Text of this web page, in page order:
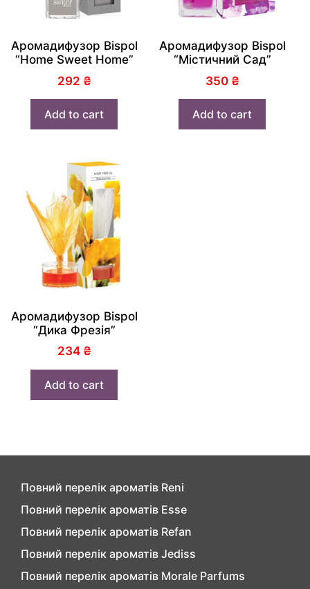
Аромадифузор Bispol
“Home Sweet Home”
292 ₴
Add to cart
Аромадифузор Bispol
“Містичний Сад”
350 ₴
Add to cart
Аромадифузор Bispol
“Дика Фрезія”
234 ₴
Add to cart
Повний перелік ароматів Reni
Повний перелік ароматів Esse
Повний перелік ароматів Refan
Повний перелік ароматів Jediss
Повний перелік ароматів Morale Parfums